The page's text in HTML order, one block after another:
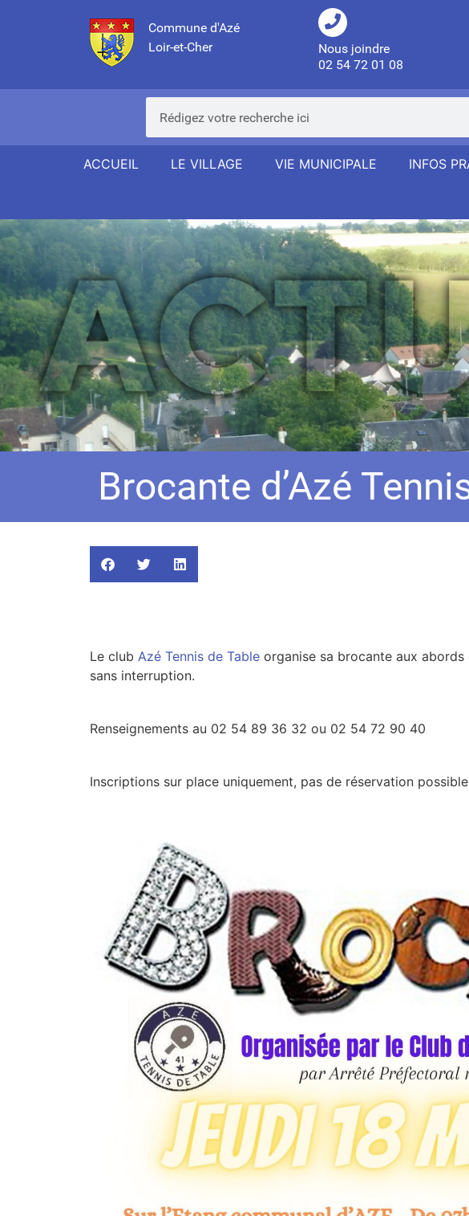
Commune d'Azé
Loir-et-Cher
Nous joindre
02 54 72 01 08
ACCUEIL LE VILLAGE VIE MUNICIPALE INFOS
Brocante d’Azé
Le club Azé Tennis de Table organise sa brocante aux abords
sans interruption.
Renseignements au 02 54 89 36 32 ou 02 54 72 90 40
Inscriptions sur place uniquement, pas de réservation